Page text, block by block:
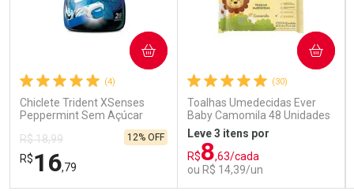
Comprar sem Desconto
Por R$ 29,30/cada
Comprar sem Desconto
Por R$ 29,30/cada
(4)
Chiclete Trident XSenses
Peppermint Sem Açúcar
R$ 18,99
R$16,79
12% OFF
COMPRAR
(30)
Toalhas Umedecidas Ever
Baby Camomila 48 Unidades
Leve 3 itens por
R$8,63/cada
ou R$ 14,39/un
COMPRAR